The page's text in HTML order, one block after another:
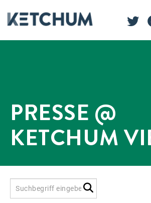
PRESSE @
KETCHUM